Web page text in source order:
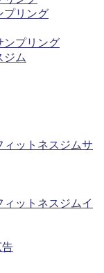
プリング
ンプリング
ジム
ィットネスジムサ
ットネスジムイ
告